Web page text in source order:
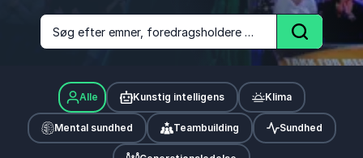
Søg efter emner, foredragsholdere og foredrag Søg
Alle Kunstig intelligens Klima
Mental sundhed Teambuilding Sundhed